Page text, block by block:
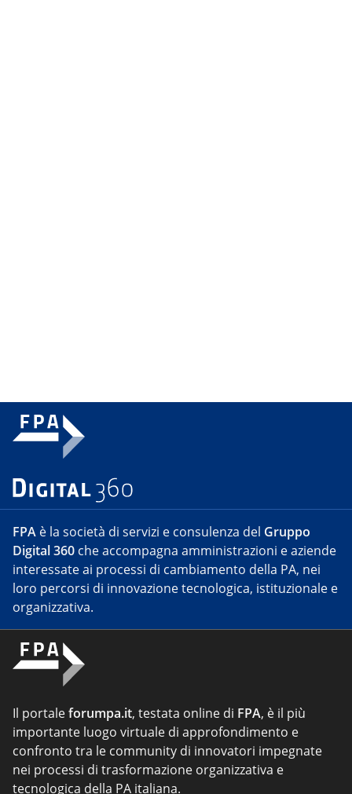
FPA è la società di servizi e consulenza del Gruppo
Digital 360 che accompagna amministrazioni e aziende
interessate ai processi di cambiamento della PA, nei
loro percorsi di innovazione tecnologica, istituzionale e
organizzativa.
Il portaleforumpa.it, testata online di FPA, è il più
importante luogo virtuale di approfondimento e
confronto tra le community di innovatori impegnate
nei processi di trasformazione organizzativa e
tecnologica della PA italiana.